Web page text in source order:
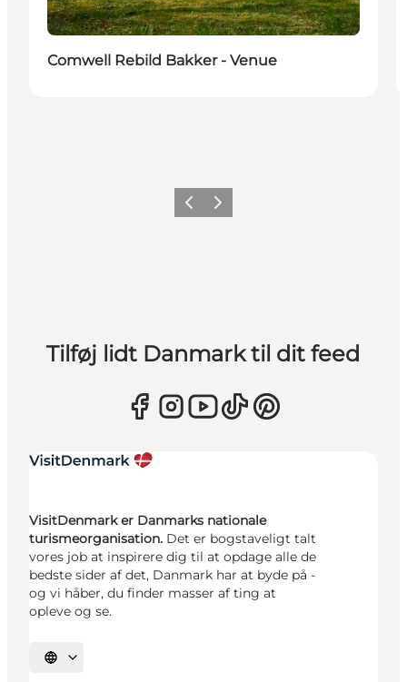
Bæredygtige oplevelser
Comwell Rebild Bakker - Venue
ForrigeNæste
Tilføj lidt Danmark til dit feed
VisitDenmark er Danmarks nationale
turismeorganisation. Det er bogstaveligt talt
vores job at inspirere dig til at opdage alle de
bedste sider af det, Danmark har at byde på -
og vi håber, du finder masser af ting at
opleve og se.
Vælg sprog